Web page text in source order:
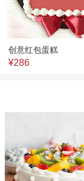
创意红包蛋糕
¥286